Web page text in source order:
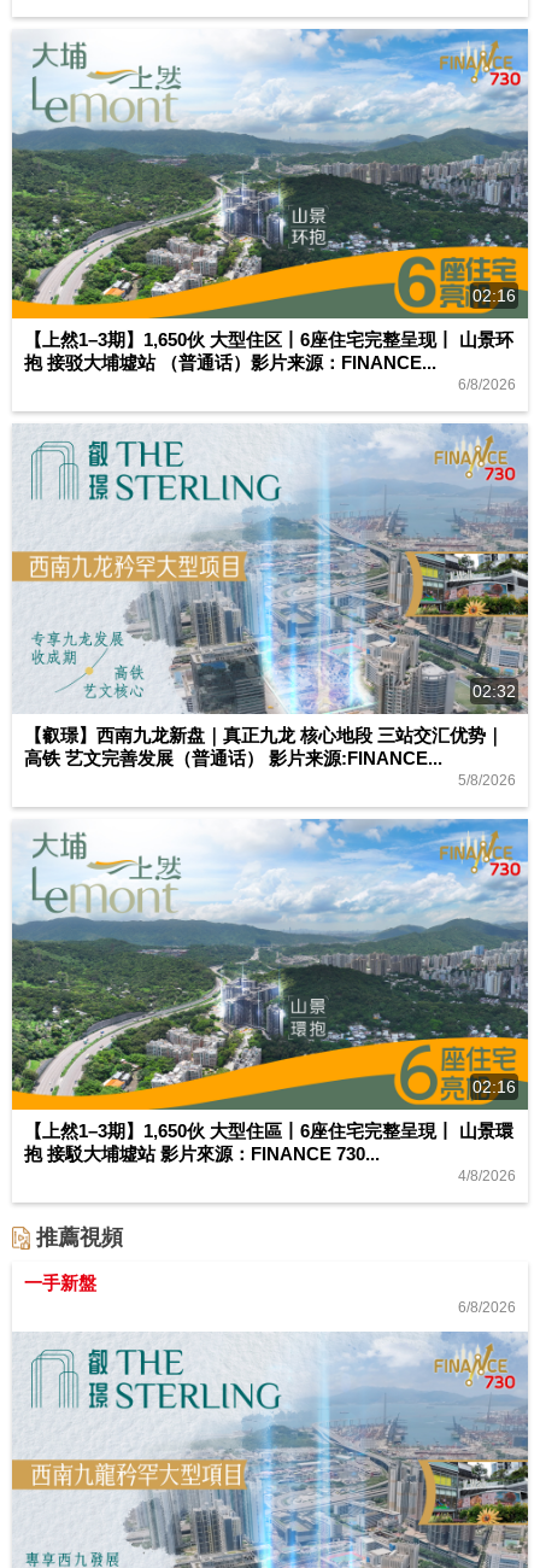
02:16
【上然1–3期】1,650伙 大型住区丨6座住宅完整呈现丨 山景环
抱 接驳大埔墟站 （普通话）影片来源：FINANCE...
6/8/2026
02:32
【叡璟】西南九龙新盘｜真正九龙 核心地段 三站交汇优势｜
高铁 艺文完善发展（普通话） 影片来源:FINANCE...
5/8/2026
02:16
【上然1–3期】1,650伙 大型住區丨6座住宅完整呈現丨 山景環
抱 接駁大埔墟站 影片來源：FINANCE 730...
4/8/2026
推薦視頻
一手新盤
6/8/2026